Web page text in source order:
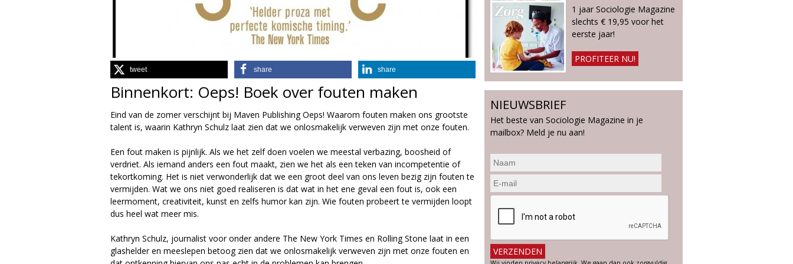
e
M
a
g
a
z
i
n
tweet share share
Binnenkort: Oeps! Boek over fouten maken
Eind van de zomer verschijnt bij Maven Publishing Oeps! Waarom fouten maken ons grootste
talent is, waarin Kathryn Schulz laat zien dat we onlosmakelijk verweven zijn met onze fouten.
Een fout maken is pijnlijk. Als we het zelf doen voelen we meestal verbazing, boosheid of
verdriet. Als iemand anders een fout maakt, zien we het als een teken van incompetentie of
tekortkoming. Het is niet verwonderlijk dat we een groot deel van ons leven bezig zijn fouten te
vermijden. Wat we ons niet goed realiseren is dat wat in het ene geval een fout is, ook een
leermoment, creativiteit, kunst en zelfs humor kan zijn. Wie fouten probeert te vermijden loopt
dus heel wat meer mis.
Kathryn Schulz, journalist voor onder andere The New York Times en Rolling Stone laat in een
glashelder en meeslepen betoog zien dat we onlosmakelijk verweven zijn met onze fouten en
1 jaar Sociologie Magazine
slechts € 19,95 voor het
eerste jaar!
PROFITEER NU!
NIEUWSBRIEF
Het beste van Sociologie Magazine in je
mailbox? Meld je nu aan!